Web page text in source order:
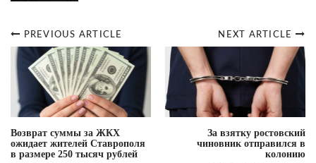
Post
navigation
NEXT ARTICLE
За взятку ростовский
чиновник отправился в
колонию
PREVIOUS ARTICLE
Возврат суммы за ЖКХ
ожидает жителей Ставрополя
в размере 250 тысяч рублей